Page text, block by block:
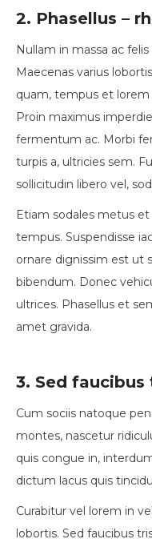
2. Phasellus –
Nullam in massa ac
Maecenas varius
quam, tempus et lorem
Proin maximus
fermentum ac. Morbi
turpis a, ultricies sem.
sollicitudin libero vel,
Etiam sodales metus
tempus. Suspendisse
ornare dignissim est ut
bibendum. Donec
ultrices. Phasellus et
amet gravida.
3. Sed
Cum sociis natoque
montes, nascetur
quis congue in,
dictum lacus quis
Curabitur vel lorem in
lobortis. Sed faucibus